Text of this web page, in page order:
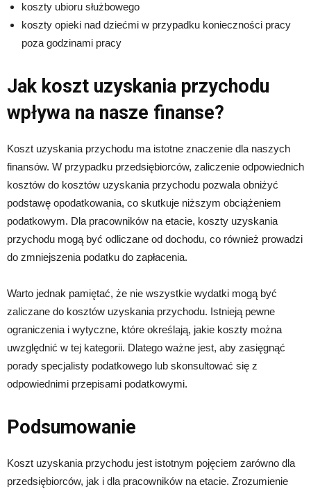
koszty ubioru służbowego
koszty opieki nad dziećmi w przypadku konieczności pracy
poza godzinami pracy
Jak koszt uzyskania przychodu
wpływa na nasze finanse?
Koszt uzyskania przychodu ma istotne znaczenie dla naszych
finansów. W przypadku przedsiębiorców, zaliczenie odpowiednich
kosztów do kosztów uzyskania przychodu pozwala obniżyć
podstawę opodatkowania, co skutkuje niższym obciążeniem
podatkowym. Dla pracowników na etacie, koszty uzyskania
przychodu mogą być odliczane od dochodu, co również prowadzi
do zmniejszenia podatku do zapłacenia.
Warto jednak pamiętać, że nie wszystkie wydatki mogą być
zaliczane do kosztów uzyskania przychodu. Istnieją pewne
ograniczenia i wytyczne, które określają, jakie koszty można
uwzględnić w tej kategorii. Dlatego ważne jest, aby zasięgnąć
porady specjalisty podatkowego lub skonsultować się z
odpowiednimi przepisami podatkowymi.
Podsumowanie
Koszt uzyskania przychodu jest istotnym pojęciem zarówno dla
przedsiębiorców, jak i dla pracowników na etacie. Zrozumienie